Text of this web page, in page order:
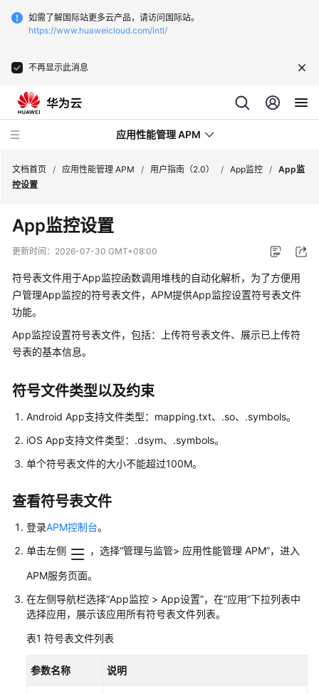
如需了解国际站更多云产品，请访问国际站。
https://www.huaweicloud.com/intl/
不再显示此消息
应用性能管理 APM
新
动
产
品
绍
（2.0）
计
说
明
速
门
（2.0）
用
户
指
（2.0）
APM
文档首页 / 应用性能管理 APM / 用户指南（2.0） / App监控 / App监
控设置
App监控设置
更新时间： 2026-07-30 GMT+08:00
符号表文件用于App监控函数调用堆栈的自动化解析，为了方便用
户管理App监控的符号表文件，APM提供App监控设置符号表文件
功能。
App监控设置符号表文件，包括：上传符号表文件、展示已上传符
号表的基本信息。
符号文件类型以及约束
Android App支持文件类型：mapping.txt、.so、.symbols。
iOS App支持文件类型：.dsym、.symbols。
单个符号表文件的大小不能超过100M。
查看符号表文件
登录APM控制台。
单击左侧
，选择“管理与监管> 应用性能管理 APM”，进入
APM服务页面。
在左侧导航栏选择“App监控 > App设置”，在“应用”下拉列表中
选择应用，展示该应用所有符号表文件列表。
表1 符号表文件列表
参数名称 说明